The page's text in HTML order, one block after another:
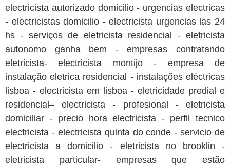
electricista autorizado domicilio - urgencias electricas
- electricistas domicilio - electricista urgencias las 24
hs - serviços de eletricista residencial - eletricista
autonomo ganha bem - empresas contratando
eletricista- electricista montijo - empresa de
instalação eletrica residencial - instalações eléctricas
lisboa - electricista em lisboa - eletricidade predial e
residencial– electricista - profesional - eletricista
domiciliar - precio hora electricista - perfil tecnico
electricista - electricista quinta do conde - servicio de
electricista a domicilio - eletricista no brooklin -
eletricista particular- empresas que estão